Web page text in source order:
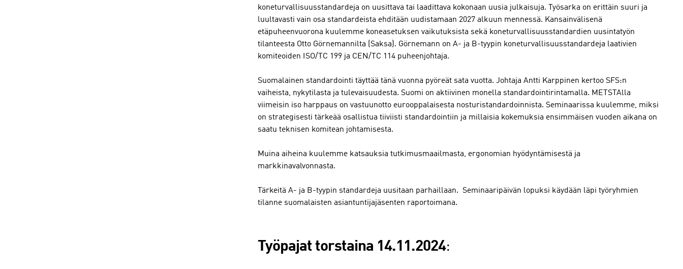
koneturvallisuusstandardeja on uusittava tai laadittava kokonaan uusia julkaisuja. Työsarka on erittäin suuri ja
luultavasti vain osa standardeista ehditään uudistamaan 2027 alkuun mennessä. Kansainvälisenä
etäpuheenvuorona kuulemme koneasetuksen vaikutuksista sekä koneturvallisuusstandardien uusintatyön
tilanteesta Otto Görnemannilta (Saksa). Görnemann on A- ja B-tyypin koneturvallisuusstandardeja laativien
komiteoiden ISO/TC 199 ja CEN/TC 114 puheenjohtaja.
Suomalainen standardointi täyttää tänä vuonna pyöreät sata vuotta. Johtaja Antti Karppinen kertoo SFS:n
vaiheista, nykytilasta ja tulevaisuudesta. Suomi on aktiivinen monella standardointirintamalla. METSTAlla
viimeisin iso harppaus on vastuunotto eurooppalaisesta nosturistandardoinnista. Seminaarissa kuulemme, miksi
on strategisesti tärkeää osallistua tiiviisti standardointiin ja millaisia kokemuksia ensimmäisen vuoden aikana on
saatu teknisen komitean johtamisesta.
Muina aiheina kuulemme katsauksia tutkimusmaailmasta, ergonomian hyödyntämisestä ja
markkinavalvonnasta.
Tärkeitä A- ja B-tyypin standardeja uusitaan parhaillaan. Seminaaripäivän lopuksi käydään läpi työryhmien
tilanne suomalaisten asiantuntijajäsenten raportoimana.
Työpajat torstaina 14.11.2024: